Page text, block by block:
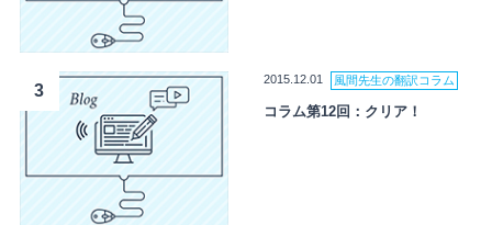
3
2015.12.01 風間先生の翻訳コラム
コラム第12回：クリア！